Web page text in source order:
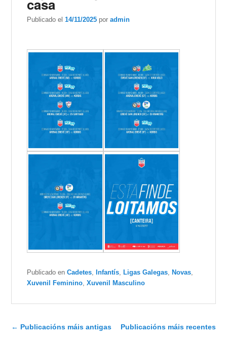
casa
Publicado el14/11/2025 poradmin
Publicado en Cadetes Infantís Ligas Galegas Novas
Xuvenil Feminino ,Xuvenil Masculino
Navegador de artigos
← Publicacións máis antigas
Publicacións máis recentes